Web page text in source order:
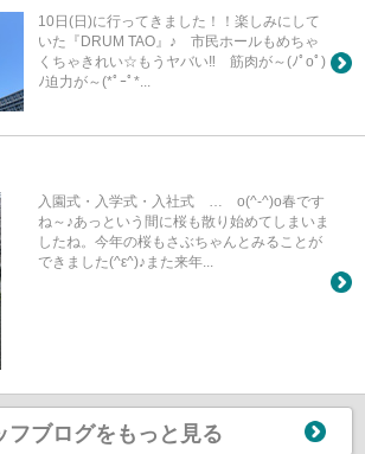
10日(日)に行ってきました！！楽しみにして
いた『DRUM TAO』♪ 市民ホールもめちゃ
くちゃきれい☆もうヤバい‼ 筋肉が～(ﾉﾟοﾟ)
ﾉ迫力が～(*ﾟｰﾟ*...
入園式・入学式・入社式 … o(^-^)o春です
ね～♪あっという間に桜も散り始めてしまいま
したね。今年の桜もさぶちゃんとみることが
できました(^ε^)♪また来年...
フブログをもっと見る